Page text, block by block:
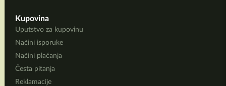
Kupovina
Uputstvo za kupovinu
Načini isporuke
Načini plaćanja
Česta pitanja
Reklamacije